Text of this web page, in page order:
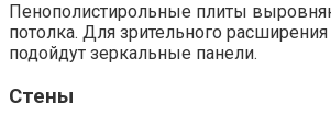
Пенополистирольные плиты
потолка. Для зрительного расширения
подойдут зеркальные панели.
Стены